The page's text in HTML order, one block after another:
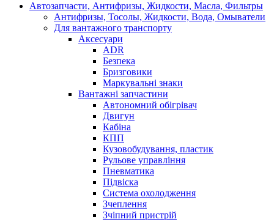
Автозапчасти, Антифризы, Жидкости, Масла, Фильтры
Антифризы, Тосолы, Жидкости, Вода, Омыватели
Для вантажного транспорту
Аксесуари
ADR
Безпека
Бризговики
Маркувальні знаки
Вантажні запчастини
Автономний обігрівач
Двигун
Кабіна
КПП
Кузовобудування, пластик
Рульове управління
Пневматика
Підвіска
Система охолодження
Зчеплення
Зчіпний пристрій